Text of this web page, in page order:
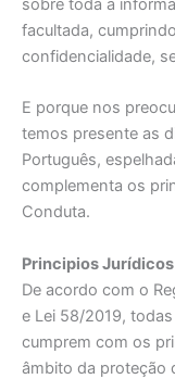
sobre toda a
facultada,
confidencialidade,
E porque nos
temos presente as
Português,
complementa os
Conduta.
Principios
De acordo com o
e Lei 58/2019,
cumprem com os
âmbito da proteção